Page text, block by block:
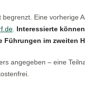
Eine
Interessierte
Führungen im zweiten
angegeben – eine